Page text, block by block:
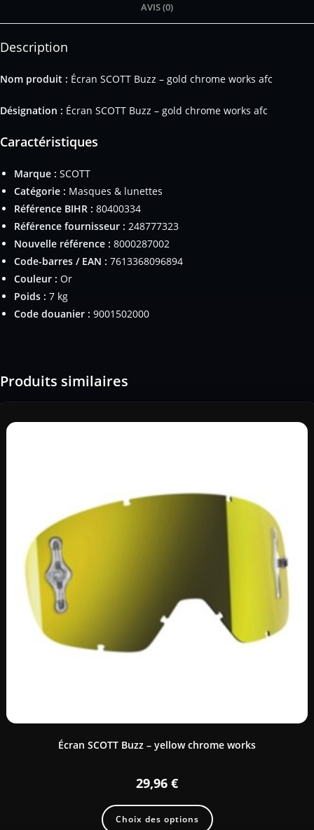
AVIS (0)
Description
Nom produit : Écran SCOTT Buzz – gold chrome works afc
Désignation : Écran SCOTT Buzz – gold chrome works afc
Caractéristiques
Marque : SCOTT
Catégorie : Masques & lunettes
Référence BIHR : 80400334
Référence fournisseur : 248777323
Nouvelle référence : 8000287002
Code-barres / EAN : 7613368096894
Couleur : Or
Poids : 7 kg
Code douanier : 9001502000
Produits similaires
Écran SCOTT Buzz – yellow chrome works
29,96 €
Choix des options